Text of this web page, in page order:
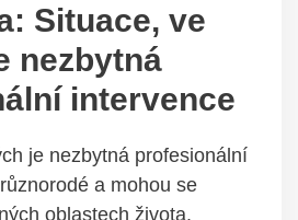
​Situace, ve
nezbytná
⁢intervence
je nezbytná profesionální
a mohou se
oblastech života.